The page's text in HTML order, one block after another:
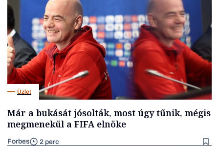
Üzlet
Már a bukását jósolták, most úgy tűnik, mégis
megmenekül a FIFA elnöke
Forbes 2 perc